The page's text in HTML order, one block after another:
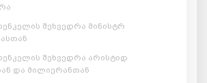
შეხვედრა მინისტრ
შეხვედრა არისტიდ
და მილიერანთან